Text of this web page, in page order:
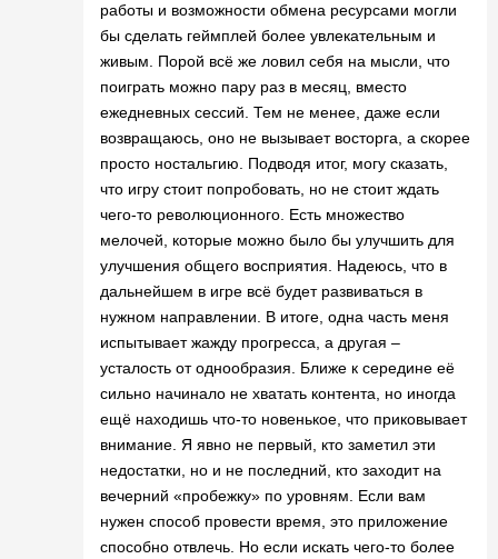
работы и возможности обмена ресурсами могли
бы сделать геймплей более увлекательным и
живым. Порой всё же ловил себя на мысли, что
поиграть можно пару раз в месяц, вместо
ежедневных сессий. Тем не менее, даже если
возвращаюсь, оно не вызывает восторга, а скорее
просто ностальгию. Подводя итог, могу сказать,
что игру стоит попробовать, но не стоит ждать
чего-то революционного. Есть множество
мелочей, которые можно было бы улучшить для
улучшения общего восприятия. Надеюсь, что в
дальнейшем в игре всё будет развиваться в
нужном направлении. В итоге, одна часть меня
испытывает жажду прогресса, а другая –
усталость от однообразия. Ближе к середине её
сильно начинало не хватать контента, но иногда
ещё находишь что-то новенькое, что приковывает
внимание. Я явно не первый, кто заметил эти
недостатки, но и не последний, кто заходит на
вечерний «пробежку» по уровням. Если вам
нужен способ провести время, это приложение
способно отвлечь. Но если искать чего-то более